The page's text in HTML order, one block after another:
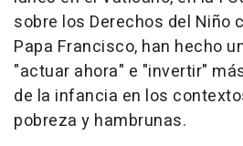
sobre los Derechos del Niño
Papa Francisco, han hecho
"actuar ahora" e "invertir"
de la infancia en los
pobreza y hambrunas.